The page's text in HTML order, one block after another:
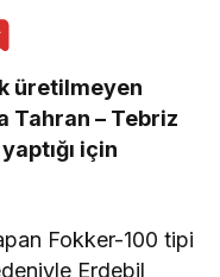
üretilmeyen
Tahran – Tebriz
için
Fokker-100 tipi
Erdebil